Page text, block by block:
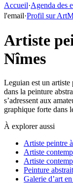
Accueil·Agenda des
l'email·Profil sur
Artiste
Nîmes
Leguian est un artiste
dans la peinture
s’adressent aux
graphique forte dans
À explorer aussi
Artiste peintre
Artiste
Artiste
Peinture
Galerie d’art